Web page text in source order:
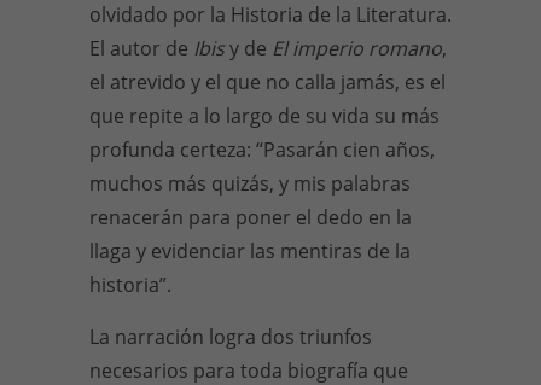
olvidado por la Historia de la Literatura.
El autor de Ibisy de El imperio romano,
el atrevido y el que no calla jamás, es el
que repite a lo largo de su vida su más
profunda certeza: “Pasarán cien años,
muchos más quizás, y mis palabras
renacerán para poner el dedo en la
llaga y evidenciar las mentiras de la
historia”.
La narración logra dos triunfos
necesarios para toda biografía que